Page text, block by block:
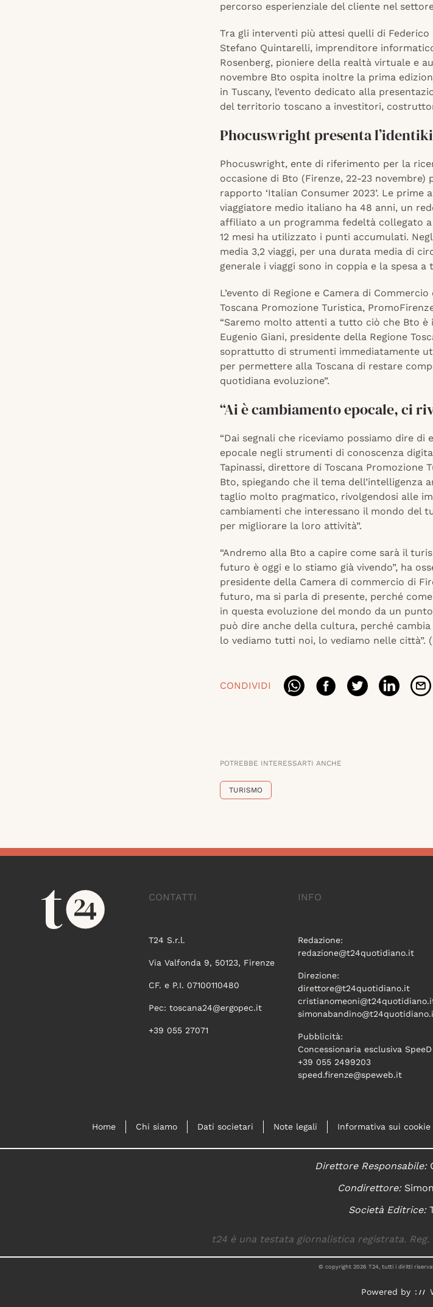
percorso esperienziale del cliente nel
Tra gli interventi più attesi quelli di Federico
Stefano Quintarelli, imprenditore
Rosenberg, pioniere della realtà virtuale e
novembre Bto ospita inoltre la prima
in Tuscany, l’evento dedicato alla
del territorio toscano a investitori,
Phocuswright presenta
Phocuswright, ente di riferimento per la
occasione di Bto (Firenze, 22-23
rapporto ‘Italian Consumer 2023’. Le prime
viaggiatore medio italiano ha 48 anni, un
affiliato a un programma fedeltà collegato
12 mesi ha utilizzato i punti accumulati.
media 3,2 viaggi, per una durata media di
generale i viaggi sono in coppia e la spesa a
L’evento di Regione e Camera di
Toscana Promozione Turistica,
“Saremo molto attenti a tutto ciò che Bto è
Eugenio Giani, presidente della Regione
soprattutto di strumenti immediatamente
per permettere alla Toscana di restare
quotidiana evoluzione”.
“Ai è cambiamento epocale, ci
“Dai segnali che riceviamo possiamo dire di
epocale negli strumenti di conoscenza
Tapinassi, direttore di Toscana Promozione
Bto, spiegando che il tema dell’intelligenza
taglio molto pragmatico, rivolgendosi alle
cambiamenti che interessano il mondo del
per migliorare la loro attività”.
“Andremo alla Bto a capire come sarà il
futuro è oggi e lo stiamo già vivendo”, ha
presidente della Camera di commercio di
futuro, ma si parla di presente, perché
in questa evoluzione del mondo da un
può dire anche della cultura, perché
lo vediamo tutti noi, lo vediamo nelle città”.
CONDIVIDI
POTREBBE INTERESSARTI ANCHE
TURISMO
CONTATTI
T24 S.r.l.
Via Valfonda 9, 50123, Firenze
CF. e P.I. 07100110480
Pec: toscana24@ergopec.it
+39 055 27071
INFO
Redazione:
redazione@t24quotidiano.it
Direzione:
direttore@t24quotidiano.it
Pubblicità:
Concessionaria esclusiva SpeeD
+39 055 2499203
speed.firenze@speweb.it
Home Chi siamo Dati societari Note legali Informativa sui cookie
Direttore Responsabile:
Condirettore:
Società Editrice:
t24 è una testata giornalistica registrata. Reg.
© copyright 2026 T24, tutti i diritti
Powered by